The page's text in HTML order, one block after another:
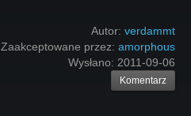
Autor: verdammt
Zaakceptowane przez: amorphous
Wysłano: 2011-09-06
Komentarz